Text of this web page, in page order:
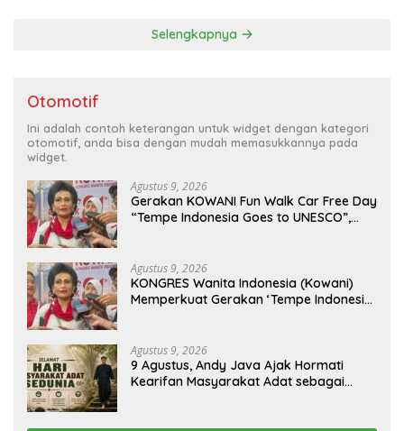
Selengkapnya
Otomotif
Ini adalah contoh keterangan untuk widget dengan kategori
otomotif, anda bisa dengan mudah memasukkannya pada
widget.
Agustus 9, 2026
Gerakan KOWANI Fun Walk Car Free Day
“Tempe Indonesia Goes to UNESCO”,
Agustus 9, 2026
KONGRES Wanita Indonesia (Kowani)
Memperkuat Gerakan ‘Tempe Indonesia
Agustus 9, 2026
9 Agustus, Andy Java Ajak Hormati
Kearifan Masyarakat Adat sebagai